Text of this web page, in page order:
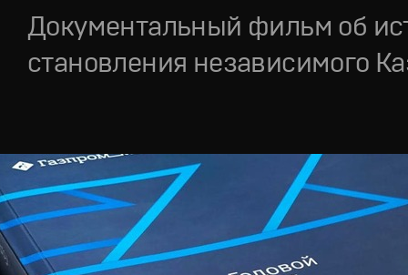
Документальный фильм об
становления независимого